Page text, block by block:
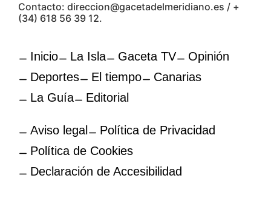
Contacto: direccion@gacetadelmeridiano.es / +
(34) 618 56 39 12.
Inicio La Isla Gaceta TV
Opinión
Deportes
El tiempo
Canarias
La Guía
Editorial
Aviso legal
Política de Privacidad
Política de Cookies
Declaración de Accesibilidad